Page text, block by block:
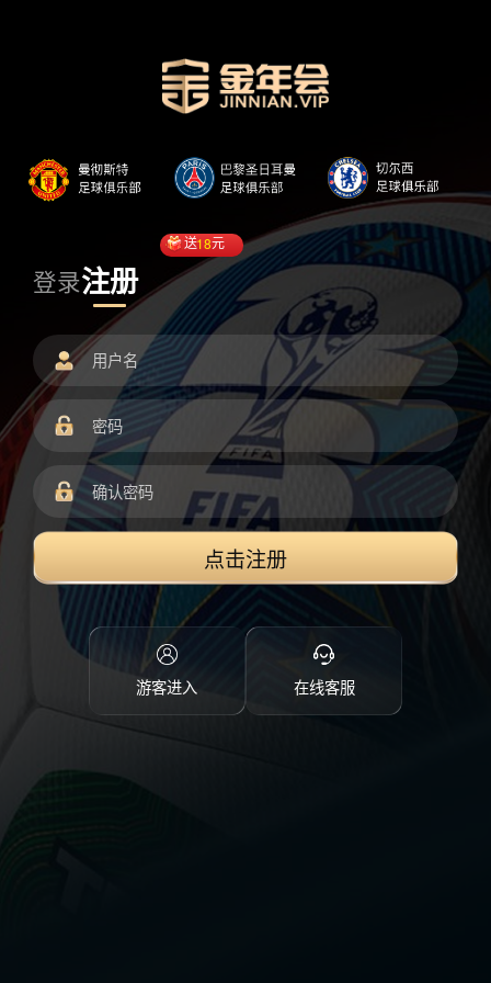
登录注册
送18元
点击注册
游客进入 在线客服